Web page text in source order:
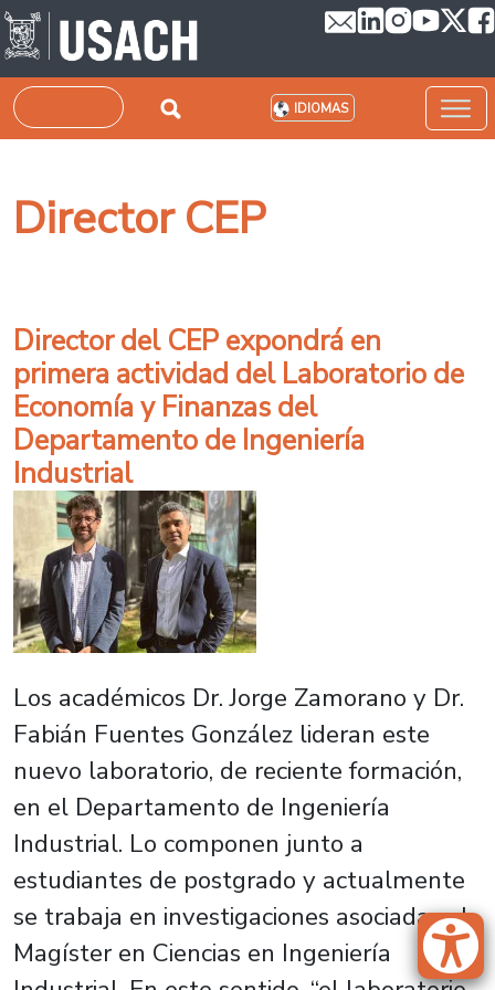
Pasar al contenido principal
Buscar IDIOMAS
Director CEP
Director del CEP expondrá en
primera actividad del Laboratorio de
Economía y Finanzas del
Departamento de Ingeniería
Industrial
Los académicos Dr. Jorge Zamorano y Dr.
Fabián Fuentes González lideran este
nuevo laboratorio, de reciente formación,
en el Departamento de Ingeniería
Industrial. Lo componen junto a
estudiantes de postgrado y actualmente
se trabaja en investigaciones asociadas al
Magíster en Ciencias en Ingeniería